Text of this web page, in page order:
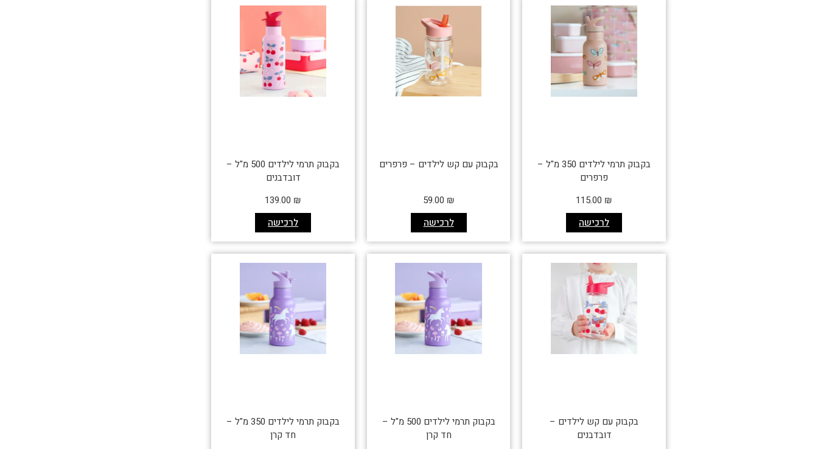
בקבוק תרמי לילדים 350 מ"ל –
פרפרים
לרכישה
115.00 ₪
בקבוק עם קש לילדים – פרפרים
לרכישה
59.00 ₪
בקבוק תרמי לילדים 500 מ"ל –
דובדבנים
לרכישה
139.00 ₪
בקבוק עם קש לילדים –
דובדבנים
בקבוק תרמי לילדים 500 מ"ל –
חד קרן
בקבוק תרמי לילדים 350 מ"ל –
חד קרן